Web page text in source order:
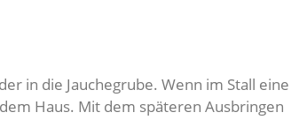
in die Jauchegrube. Wenn im Stall eine
Haus. Mit dem späteren Ausbringen